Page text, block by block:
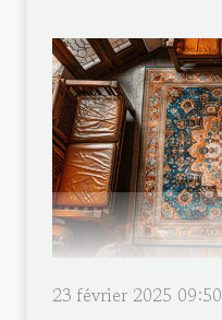
23 février 2025 09:50